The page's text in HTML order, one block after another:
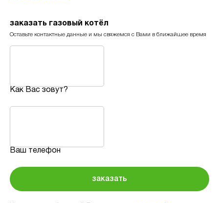
заказать газовый котёл
Оставьте контактные данные и мы свяжемся с Вами в ближайшее время
Как Вас зовут?
Ваш телефон
заказать